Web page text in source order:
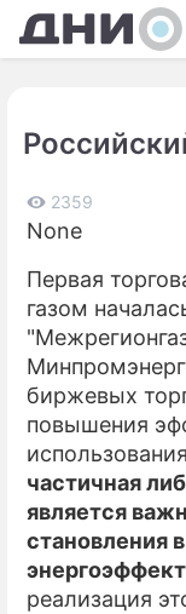
2359
None
Первая
газом
биржевых
повышения
частичная
является
становления
реализация